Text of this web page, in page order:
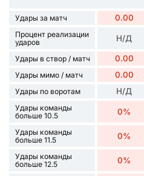
Удары за матч 0.00
Процент реализации
ударов
Н/Д
Удары в створ / матч 0.00
Удары мимо / матч 0.00
Удары по воротам Н/Д
Удары команды
больше 10.5
0%
Удары команды
больше 11.5
0%
Удары команды
больше 12.5
0%